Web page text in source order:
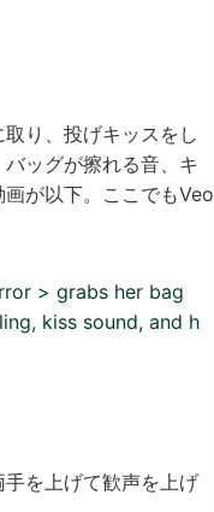
り、投げキッスをし
ッグが擦れる音、キ
が以下。ここでもVeo
> grabs her bag
kiss sound, and h
手を上げて歓声を上げ